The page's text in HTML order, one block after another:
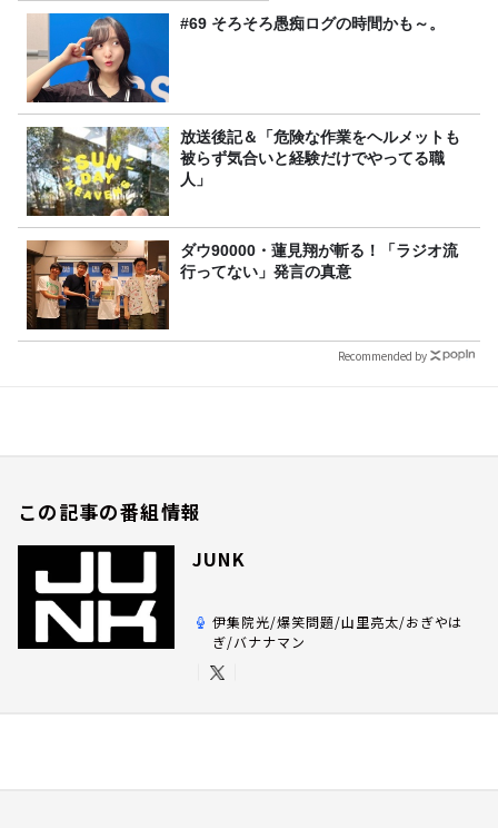
#69 そろそろ愚痴ログの時間かも～。
放送後記＆「危険な作業をヘルメットも
被らず気合いと経験だけでやってる職
人」
ダウ90000・蓮見翔が斬る！「ラジオ流
行ってない」発言の真意
Recommended by
この記事の番組情報
JUNK
伊集院光/爆笑問題/山里亮太/おぎやは
ぎ/バナナマン